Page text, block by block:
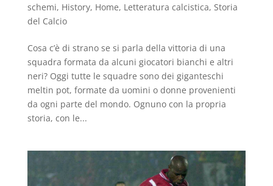
schemi, History, Home, Letteratura calcistica, Storia
del Calcio
Cosa c’è di strano se si parla della vittoria di una
squadra formata da alcuni giocatori bianchi e altri
neri? Oggi tutte le squadre sono dei giganteschi
meltin pot, formate da uomini o donne provenienti
da ogni parte del mondo. Ognuno con la propria
storia, con le...